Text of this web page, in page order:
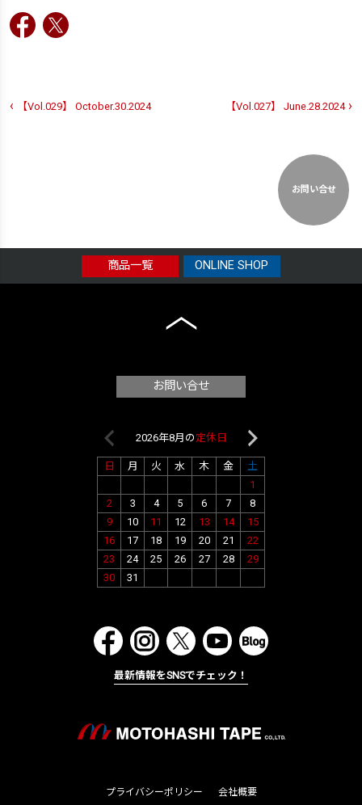
‹ 【Vol.029】 October.30.2024 【Vol.027】 June.28.2024›
お問い合せ
商品一覧 ONLINE SHOP
お問い合せ
2026年8月の 定休日
日 月 火 水 木 金
土
1
2
3 4 5 6 7
8
9
10 11 12 13 14
15
16
17 18 19 20 21
22
23
24 25 26 27 28
29
30
31
最新情報をSNSでチェック！
プライバシーポリシー 会社概要